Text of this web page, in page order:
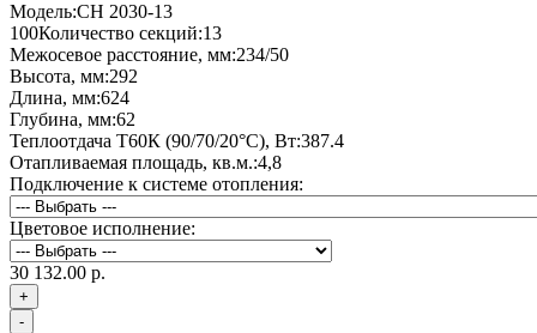
Модель:CH 2030-13
100Количество секций:13
Межосевое расстояние, мм:234/50
Высота, мм:292
Длина, мм:624
Глубина, мм:62
Теплоотдача Т60К (90/70/20°C), Вт:387.4
Отапливаемая площадь, кв.м.:4,8
Подключение к системе отопления:
Цветовое исполнение:
30 132.00 р.
+
-